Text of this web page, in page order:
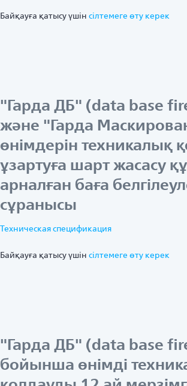
Байқауға қатысу үшін ciлтемеге өту керек
"Гарда ДБ" (data base
және "Гарда
өнімдерін техникалық
ұзартуға шарт жасасу
арналған баға
сұранысы
Техническая спецификация
Байқауға қатысу үшін ciлтемеге өту керек
"Гарда ДБ" (data base
бойынша өнімді